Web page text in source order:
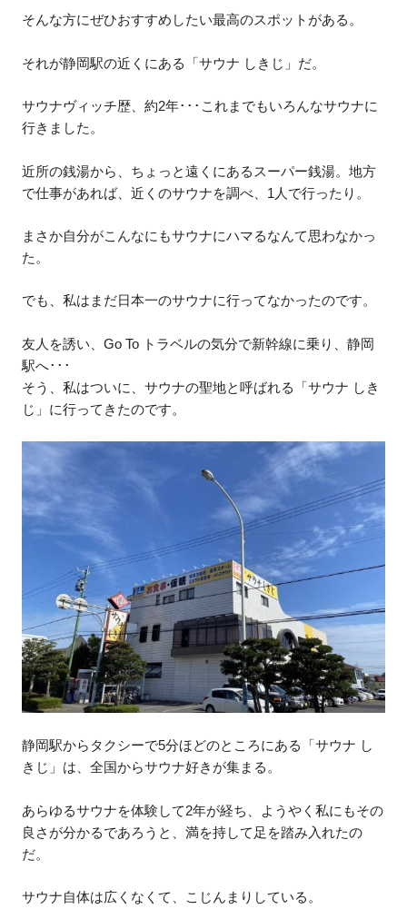
そんな方にぜひおすすめしたい最高のスポットがある。
それが静岡駅の近くにある「サウナ しきじ」だ。
サウナヴィッチ歴、約2年･･･これまでもいろんなサウナに
行きました。
近所の銭湯から、ちょっと遠くにあるスーパー銭湯。地方
で仕事があれば、近くのサウナを調べ、1人で行ったり。
まさか自分がこんなにもサウナにハマるなんて思わなかっ
た。
でも、私はまだ日本一のサウナに行ってなかったのです。
友人を誘い、Go To トラベルの気分で新幹線に乗り、静岡
駅へ･･･
そう、私はついに、サウナの聖地と呼ばれる「サウナ しき
じ」に行ってきたのです。
静岡駅からタクシーで5分ほどのところにある「サウナ し
きじ」は、全国からサウナ好きが集まる。
あらゆるサウナを体験して2年が経ち、ようやく私にもその
良さが分かるであろうと、満を持して足を踏み入れたの
だ。
サウナ自体は広くなくて、こじんまりしている。